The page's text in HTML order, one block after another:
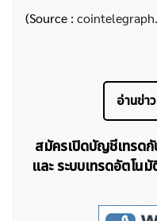
(Source :
อ่านข่า
สมัครเปิดบัญชีเทรดกั
และ ระบบเทรดอัตโ